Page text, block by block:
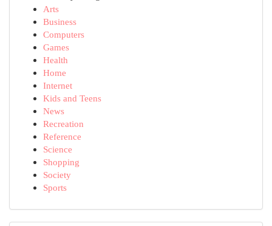
Arts
Business
Computers
Games
Health
Home
Internet
Kids and Teens
News
Recreation
Reference
Science
Shopping
Society
Sports